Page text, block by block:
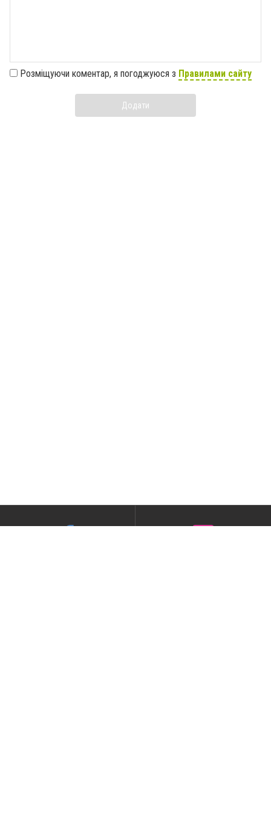
Розміщуючи коментар, я погоджуюся з Правилами сайту
Додати